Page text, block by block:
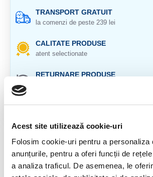
Acest site utilizează cookie-uri
Folosim cookie-uri pentru a personaliza
anunțurile, pentru a oferi funcții de
a analiza traficul. De asemenea, le
TRANSPORT GRATUIT
la comenzi de peste 239 lei
CALITATE PRODUSE
atent selectionate
RETURNARE PRODUSE
GARANTIE PRODUSE
DESCRIERE PRODUS
Origine : Brazilia